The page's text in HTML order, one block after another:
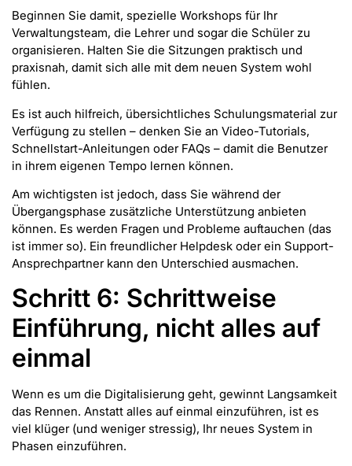
Beginnen Sie damit, spezielle Workshops für Ihr
Verwaltungsteam, die Lehrer und sogar die Schüler zu
organisieren. Halten Sie die Sitzungen praktisch und
praxisnah, damit sich alle mit dem neuen System wohl
fühlen.
Es ist auch hilfreich, übersichtliches Schulungsmaterial zur
Verfügung zu stellen – denken Sie an Video-Tutorials,
Schnellstart-Anleitungen oder FAQs – damit die Benutzer
in ihrem eigenen Tempo lernen können.
Am wichtigsten ist jedoch, dass Sie während der
Übergangsphase zusätzliche Unterstützung anbieten
können. Es werden Fragen und Probleme auftauchen (das
ist immer so). Ein freundlicher Helpdesk oder ein Support-
Ansprechpartner kann den Unterschied ausmachen.
Schritt 6: Schrittweise
Einführung, nicht alles auf
einmal
Wenn es um die Digitalisierung geht, gewinnt Langsamkeit
das Rennen. Anstatt alles auf einmal einzuführen, ist es
viel klüger (und weniger stressig), Ihr neues System in
Phasen einzuführen.